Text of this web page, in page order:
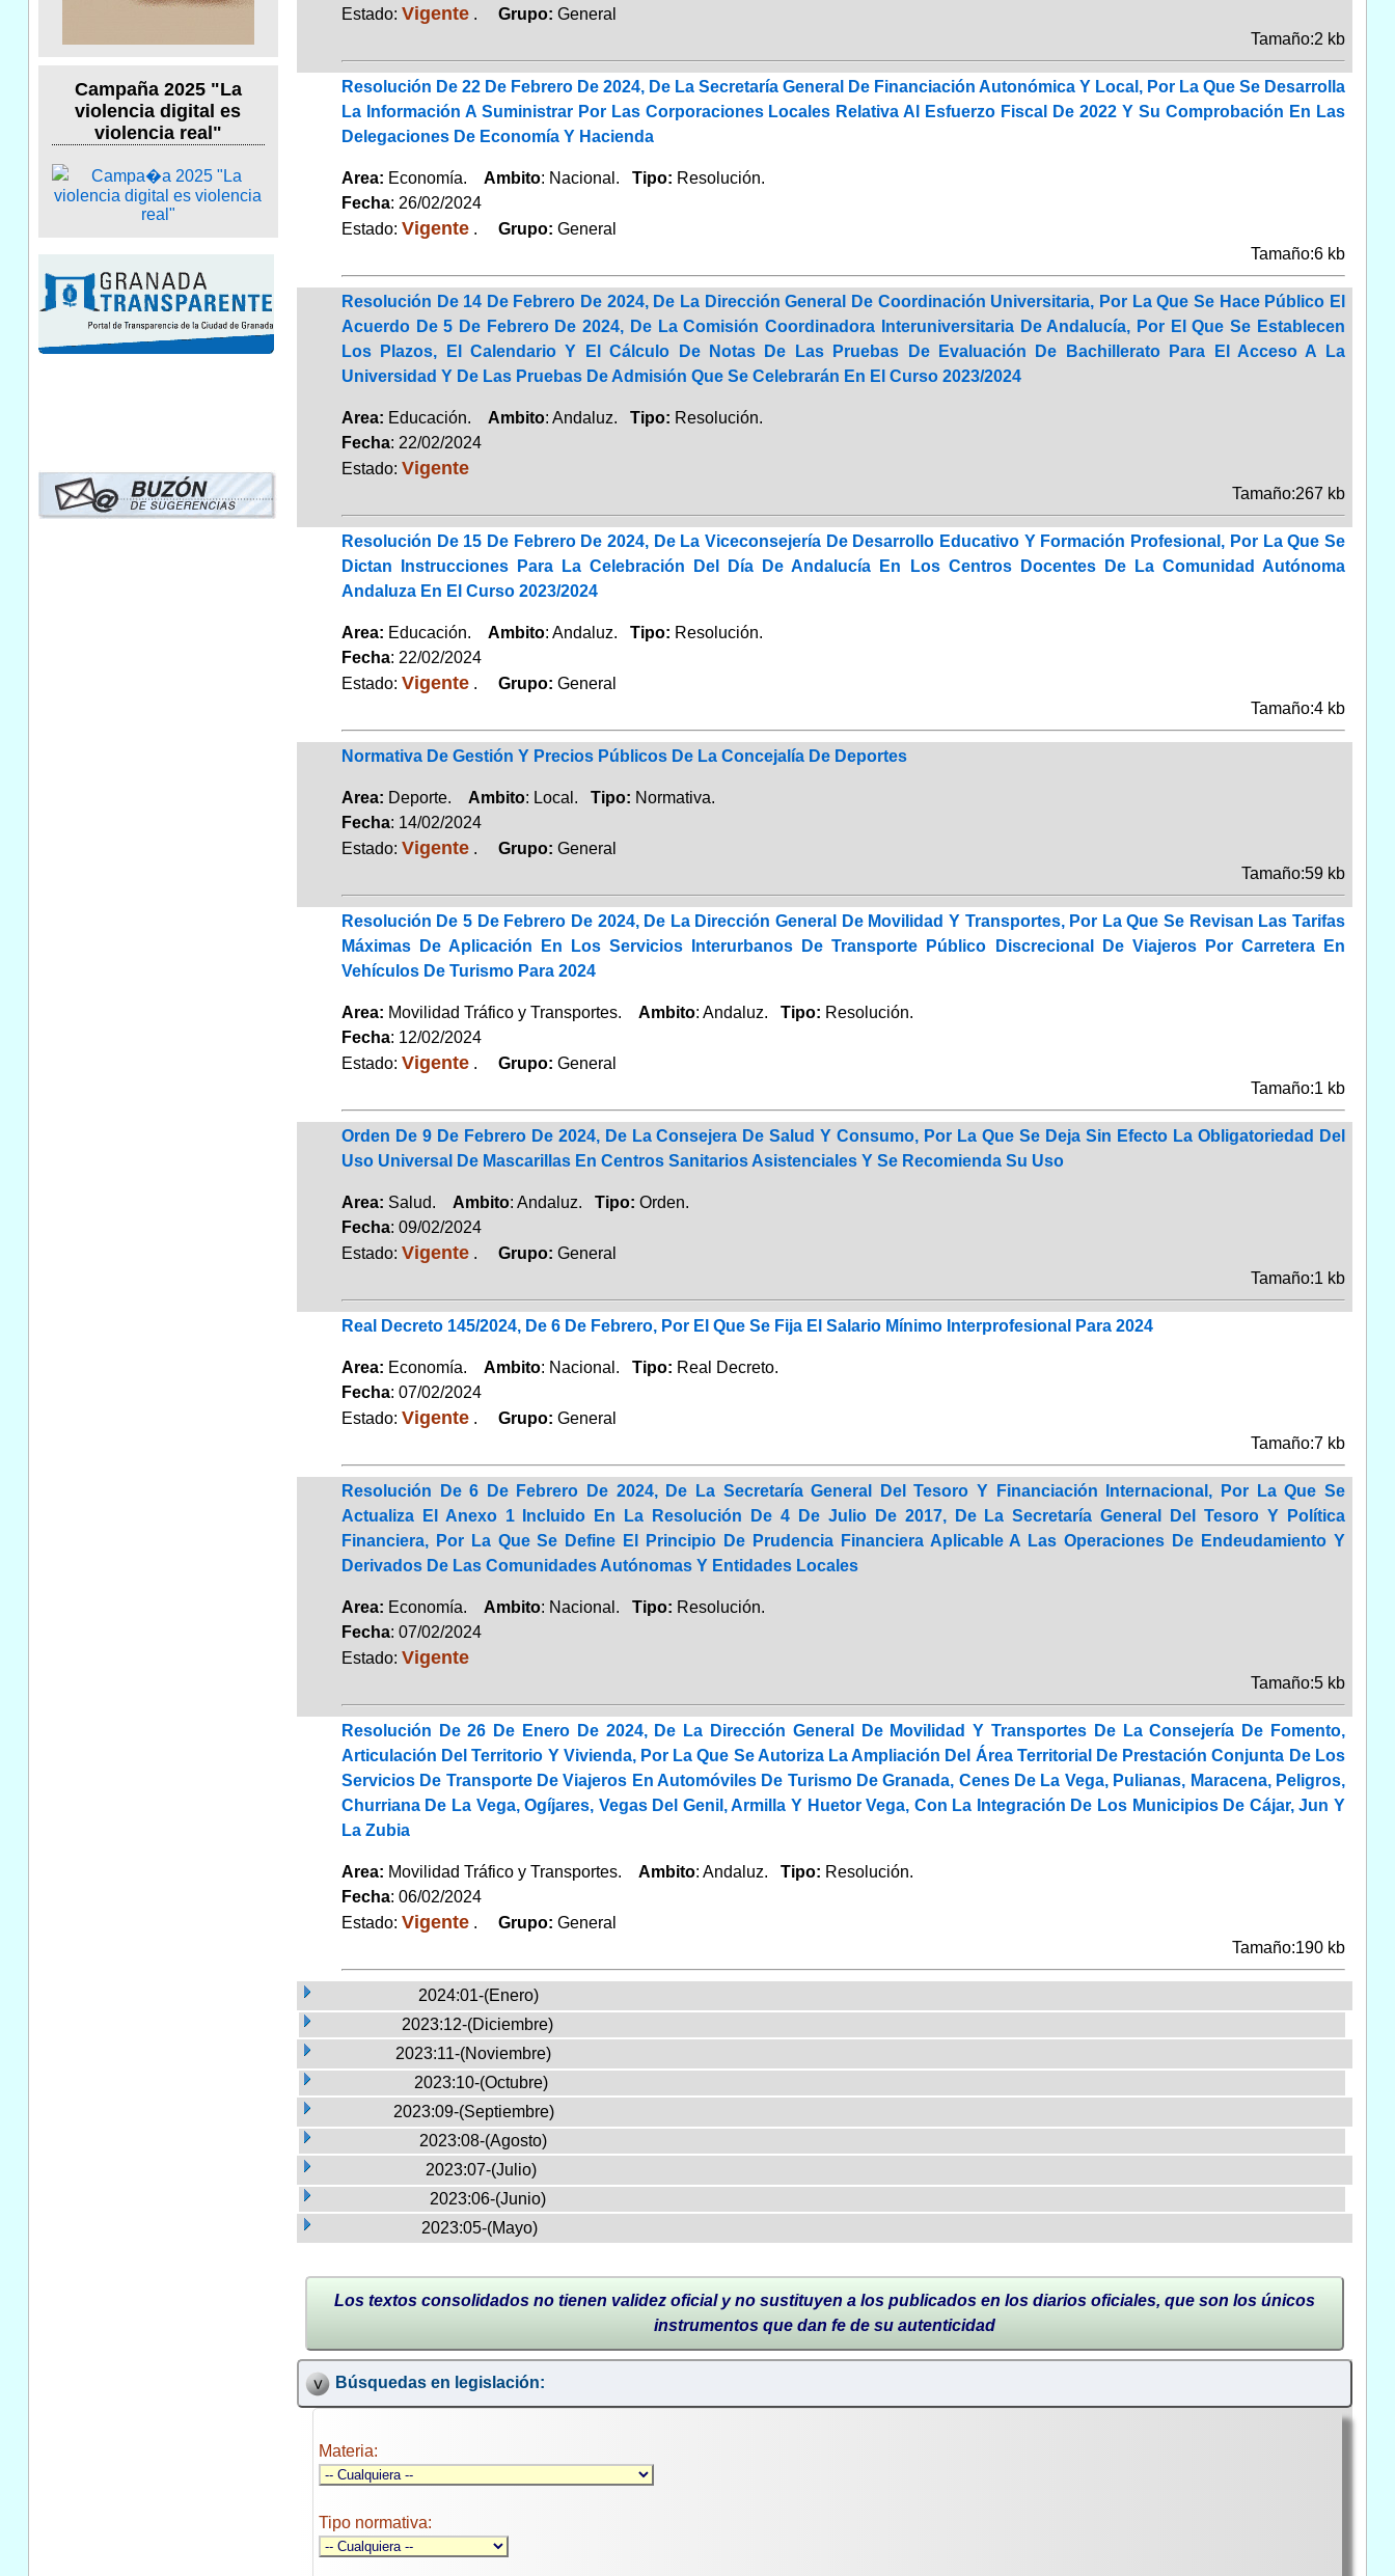
Campaña 2025 "La
violencia digital es
violencia real"
Estado: Vigente. Grupo: General
Tamaño:2 kb
Resolución De 22 De Febrero De 2024, De La Secretaría General De Financiación Autonómica Y Local, Por La Que Se Desarrolla
La Información A Suministrar Por Las Corporaciones Locales Relativa Al Esfuerzo Fiscal De 2022 Y Su Comprobación En Las
Delegaciones De Economía Y Hacienda
Area: Economía. Ambito: Nacional. Tipo: Resolución.
Fecha: 26/02/2024
Estado: Vigente. Grupo: General
Tamaño:6 kb
Resolución De 14 De Febrero De 2024, De La Dirección General De Coordinación Universitaria, Por La Que Se Hace Público El
Acuerdo De 5 De Febrero De 2024, De La Comisión Coordinadora Interuniversitaria De Andalucía, Por El Que Se Establecen
Los Plazos, El Calendario Y El Cálculo De Notas De Las Pruebas De Evaluación De Bachillerato Para El Acceso A La
Universidad Y De Las Pruebas De Admisión Que Se Celebrarán En El Curso 2023/2024
Area: Educación. Ambito: Andaluz. Tipo: Resolución.
Fecha: 22/02/2024
Estado: Vigente
Tamaño:267 kb
Resolución De 15 De Febrero De 2024, De La Viceconsejería De Desarrollo Educativo Y Formación Profesional, Por La Que Se
Dictan Instrucciones Para La Celebración Del Día De Andalucía En Los Centros Docentes De La Comunidad Autónoma
Andaluza En El Curso 2023/2024
Area: Educación. Ambito: Andaluz. Tipo: Resolución.
Fecha: 22/02/2024
Estado: Vigente. Grupo: General
Tamaño:4 kb
Normativa De Gestión Y Precios Públicos De La Concejalía De Deportes
Area: Deporte. Ambito: Local. Tipo: Normativa.
Fecha: 14/02/2024
Estado: Vigente. Grupo: General
Tamaño:59 kb
Resolución De 5 De Febrero De 2024, De La Dirección General De Movilidad Y Transportes, Por La Que Se Revisan Las Tarifas
Máximas De Aplicación En Los Servicios Interurbanos De Transporte Público Discrecional De Viajeros Por Carretera En
Vehículos De Turismo Para 2024
Area: Movilidad Tráfico y Transportes. Ambito: Andaluz. Tipo: Resolución.
Fecha: 12/02/2024
Estado: Vigente. Grupo: General
Tamaño:1 kb
Orden De 9 De Febrero De 2024, De La Consejera De Salud Y Consumo, Por La Que Se Deja Sin Efecto La Obligatoriedad Del
Uso Universal De Mascarillas En Centros Sanitarios Asistenciales Y Se Recomienda Su Uso
Area: Salud. Ambito: Andaluz. Tipo: Orden.
Fecha: 09/02/2024
Estado: Vigente. Grupo: General
Tamaño:1 kb
Real Decreto 145/2024, De 6 De Febrero, Por El Que Se Fija El Salario Mínimo Interprofesional Para 2024
Area: Economía. Ambito: Nacional. Tipo: Real Decreto.
Fecha: 07/02/2024
Estado: Vigente. Grupo: General
Tamaño:7 kb
Resolución De 6 De Febrero De 2024, De La Secretaría General Del Tesoro Y Financiación Internacional, Por La Que Se
Actualiza El Anexo 1 Incluido En La Resolución De 4 De Julio De 2017, De La Secretaría General Del Tesoro Y Política
Financiera, Por La Que Se Define El Principio De Prudencia Financiera Aplicable A Las Operaciones De Endeudamiento Y
Derivados De Las Comunidades Autónomas Y Entidades Locales
Area: Economía. Ambito: Nacional. Tipo: Resolución.
Fecha: 07/02/2024
Estado: Vigente
Tamaño:5 kb
Resolución De 26 De Enero De 2024, De La Dirección General De Movilidad Y Transportes De La Consejería De Fomento,
Articulación Del Territorio Y Vivienda, Por La Que Se Autoriza La Ampliación Del Área Territorial De Prestación Conjunta De Los
Servicios De Transporte De Viajeros En Automóviles De Turismo De Granada, Cenes De La Vega, Pulianas, Maracena, Peligros,
Churriana De La Vega, Ogíjares, Vegas Del Genil, Armilla Y Huetor Vega, Con La Integración De Los Municipios De Cájar, Jun Y
La Zubia
Area: Movilidad Tráfico y Transportes. Ambito: Andaluz. Tipo: Resolución.
Fecha: 06/02/2024
Estado: Vigente. Grupo: General
Tamaño:190 kb
2024:01-(Enero)
2023:12-(Diciembre)
2023:11-(Noviembre)
2023:10-(Octubre)
2023:09-(Septiembre)
2023:08-(Agosto)
2023:07-(Julio)
2023:06-(Junio)
2023:05-(Mayo)
Los textos consolidados no tienen validez oficial y no sustituyen a los publicados en los diarios oficiales, que son los únicos
instrumentos que dan fe de su autenticidad
Búsquedas en legislación:
Materia:
Tipo normativa: